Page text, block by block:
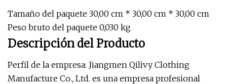
Tamaño del paquete 30,00 cm * 30,00 cm * 30,00 cm
Peso bruto del paquete 0,030 kg
Descripción del Producto
Perfil de la empresa: Jiangmen Qilivy Clothing
Manufacture Co., Ltd. es una empresa profesional